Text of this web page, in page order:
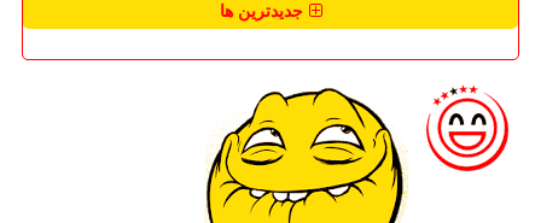
جدیدترین ها